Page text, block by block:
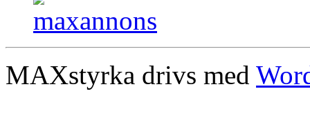
MAXstyrka drivs med